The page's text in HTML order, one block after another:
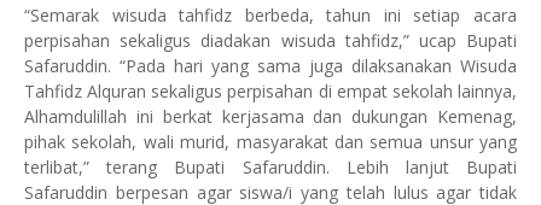
“Semarak wisuda tahfidz berbeda, tahun ini setiap acara
perpisahan sekaligus diadakan wisuda tahfidz,” ucap Bupati
Safaruddin. “Pada hari yang sama juga dilaksanakan Wisuda
Tahfidz Alquran sekaligus perpisahan di empat sekolah lainnya,
Alhamdulillah ini berkat kerjasama dan dukungan Kemenag,
pihak sekolah, wali murid, masyarakat dan semua unsur yang
terlibat,” terang Bupati Safaruddin. Lebih lanjut Bupati
Safaruddin berpesan agar siswa/i yang telah lulus agar tidak